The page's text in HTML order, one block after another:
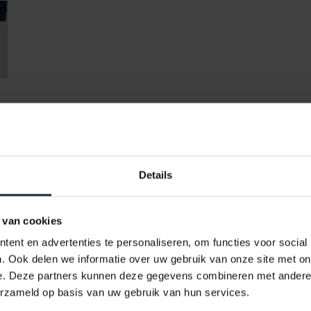
Details
cookies
en advertenties te personaliseren, om functies voor social
Ook delen we informatie over uw gebruik van onze site met
Deze partners kunnen deze gegevens combineren met
op basis van uw gebruik van hun services.
Lang 175605
175605 in nachtblauw. Deze tijdloze pyjama is een perfecte
biedt deze pyjama een ongeëvenaarde slaapervaring.
voor een zachte en ademende stof. Dit maakt het ideaal voor
bieden tijdens koudere nachten. Deze pyjama is niet alleen